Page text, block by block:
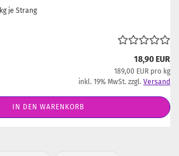
kg je Strang
18,90 EUR
189,00 EUR pro kg
inkl. 19% MwSt. zzgl. Versand
IN DEN WARENKORB